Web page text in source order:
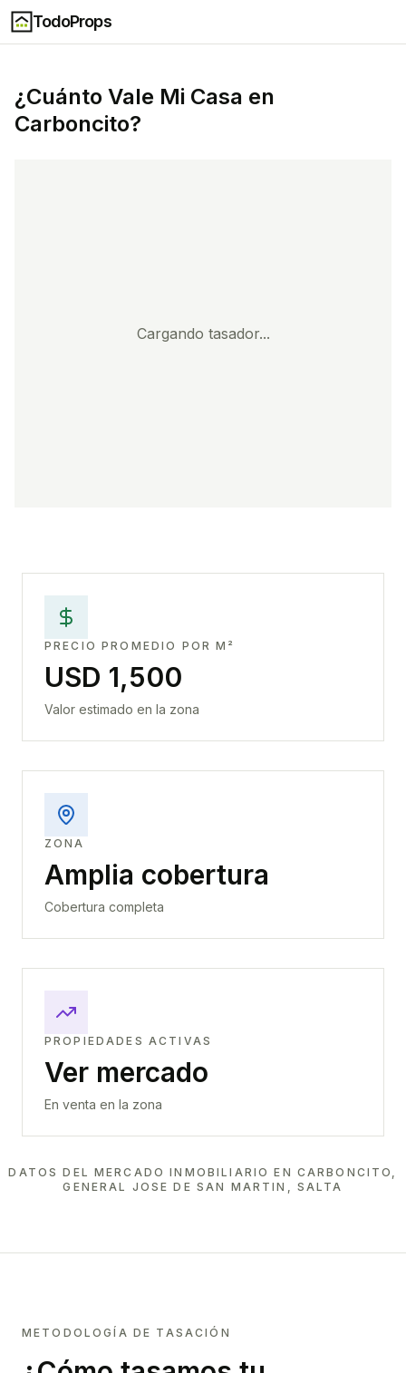
TodoProps
¿Cuánto Vale Mi Casa en
Carboncito?
Cargando tasador...
PRECIO PROMEDIO POR M²
USD 1,500
Valor estimado en la zona
ZONA
Amplia cobertura
Cobertura completa
PROPIEDADES ACTIVAS
Ver mercado
En venta en la zona
DATOS DEL MERCADO INMOBILIARIO EN CARBONCITO,
GENERAL JOSE DE SAN MARTIN, SALTA
METODOLOGÍA DE TASACIÓN